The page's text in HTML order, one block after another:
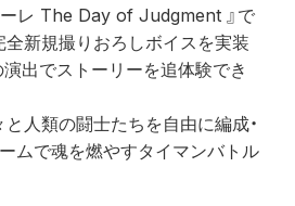
ーレ The Day of Judgment 』で
新規撮りおろしボイスを実装
演出でストーリーを追体験でき
人類の闘士たちを自由に編成・
ムで魂を燃やすタイマンバトル